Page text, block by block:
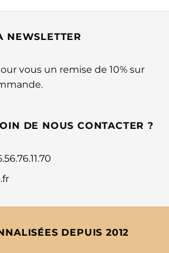
NEWSLETTER
vous un remise de 10% sur
DE NOUS CONTACTER ?
DEPUIS 2012